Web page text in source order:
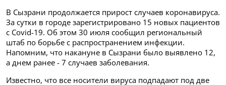
В Сызрани продолжается прирост случаев коронавируса.
За сутки в городе зарегистрировано 15 новых пациентов
с Covid-19. Об этом 30 июля сообщил региональный
штаб по борьбе с распространением инфекции.
Напомним, что накануне в Сызрани было выявлено 12,
а днем ранее - 7 случаев заболевания.
Известно, что все носители вируса подпадают под две